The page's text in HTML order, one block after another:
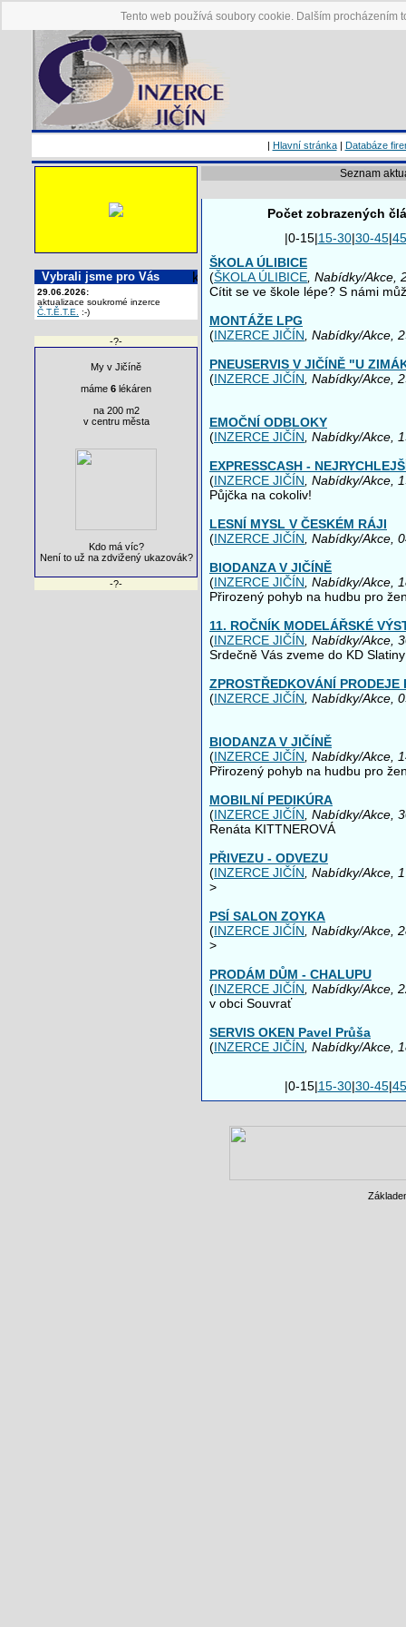
Tento web používá soubory cookie. Dalším
| Hlavní stránka| Databáze
Vybrali jsme pro Vás
29.06.2026:
aktualizace soukromé inzerce
Č.T.Ě.T.E.
:-)
-?-
My v Jičíně
máme 6 lékáren
na 200 m2
v centru města
Kdo má víc?
Není to už na zdvižený ukazovák?
-?-
Seznam
Počet zobrazených
|0-15|15-30|30-45|
ŠKOLA ÚLIBICE
(ŠKOLA ÚLIBICE , Nabídky/Akce,
Cítit se ve škole lépe? S námi
MONTÁŽE LPG
(INZERCE JIČÍN , Nabídky/Akce,
PNEUSERVIS V JIČÍNĚ "U
(INZERCE JIČÍN , Nabídky/Akce,
EMOČNÍ ODBLOKY
(INZERCE JIČÍN , Nabídky/Akce,
EXPRESSCASH -
(INZERCE JIČÍN , Nabídky/Akce,
Půjčka na cokoliv!
LESNÍ MYSL V ČESKÉM RÁJI
(INZERCE JIČÍN , Nabídky/Akce,
BIODANZA V JIČÍNĚ
(INZERCE JIČÍN , Nabídky/Akce,
Přirozený pohyb na hudbu pro
11. ROČNÍK MODELÁŘSKÉ
(INZERCE JIČÍN , Nabídky/Akce,
Srdečně Vás zveme do KD
ZPROSTŘEDKOVÁNÍ PRODEJE
(INZERCE JIČÍN , Nabídky/Akce,
BIODANZA V JIČÍNĚ
(INZERCE JIČÍN , Nabídky/Akce,
Přirozený pohyb na hudbu pro
MOBILNÍ PEDIKÚRA
(INZERCE JIČÍN , Nabídky/Akce,
Renáta KITTNEROVÁ
PŘIVEZU - ODVEZU
(INZERCE JIČÍN , Nabídky/Akce,
>
PSÍ SALON ZOYKA
(INZERCE JIČÍN , Nabídky/Akce,
>
PRODÁM DŮM - CHALUPU
(INZERCE JIČÍN , Nabídky/Akce,
v obci Souvrať
SERVIS OKEN Pavel Průša
(INZERCE JIČÍN , Nabídky/Akce,
|0-15|15-30|30-45|